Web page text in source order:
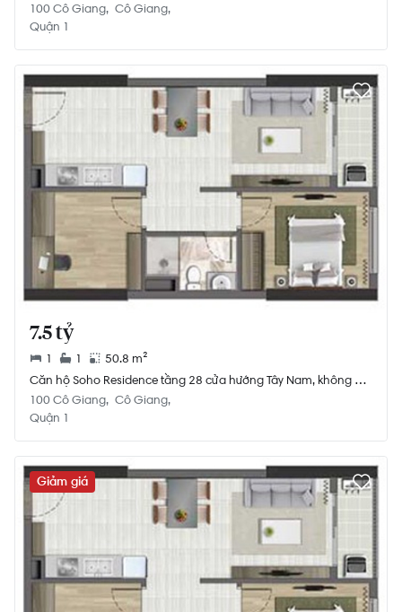
nội thất diện tích 50.8m²
100 Cô Giang Cô Giang
Quận 1
7.5 tỷ
1 1
50.8 m²
Căn hộ Soho Residence tầng 28 cửa hướng Tây Nam, không có
nội thất.
100 Cô Giang Cô Giang
Quận 1
Giảm giá